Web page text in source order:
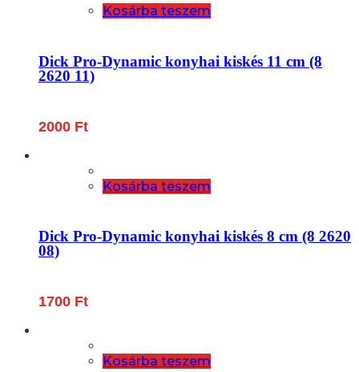
Kosárba teszem
Dick Pro-Dynamic konyhai kiskés 11 cm (8
2620 11)
2000 Ft
Kosárba teszem
Dick Pro-Dynamic konyhai kiskés 8 cm (8 2620
08)
1700 Ft
Kosárba teszem